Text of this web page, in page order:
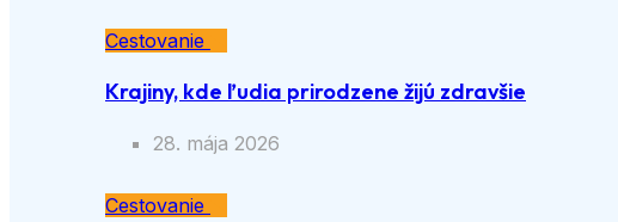
Cestovanie
Krajiny, kde ľudia prirodzene žijú zdravšie
28. mája 2026
Cestovanie